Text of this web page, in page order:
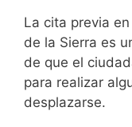
​​​​​​​​​​​​​​​​​​​​​​​​​​​​La cita previa
de la Sierra es
de que el
para realizar
desplazarse.​